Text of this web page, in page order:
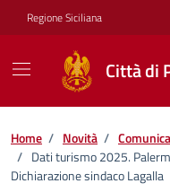
Vai ai contenuti
Vai al footer
Regione Siciliana
Città di
Home / Novità /
/ Dati turismo 2025.
Dichiarazione sindaco Lagalla